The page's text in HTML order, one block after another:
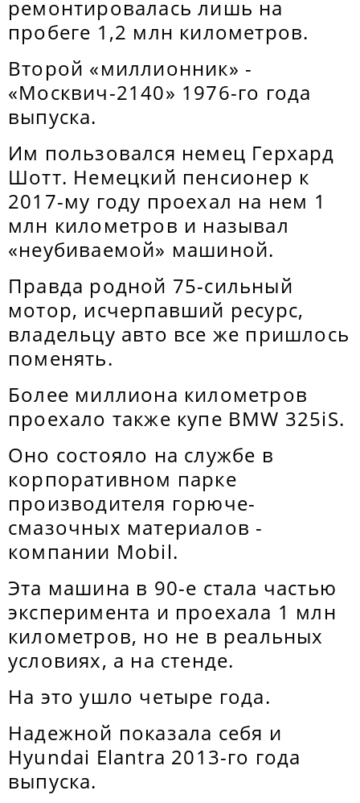
ремонтировалась лишь на
пробеге 1,2 млн километров.
Второй «миллионник» -
«Москвич-2140» 1976-го года
выпуска.
Им пользовался немец Герхард
Шотт. Немецкий пенсионер к
2017-му году проехал на нем 1
млн километров и называл
«неубиваемой» машиной.
Правда родной 75-сильный
мотор, исчерпавший ресурс,
владельцу авто все же пришлось
поменять.
Более миллиона километров
проехало также купе BMW 325iS.
Оно состояло на службе в
корпоративном парке
производителя горюче-
смазочных материалов -
компании Mobil.
Эта машина в 90-е стала частью
эксперимента и проехала 1 млн
километров, но не в реальных
условиях, а на стенде.
На это ушло четыре года.
Надежной показала себя и
Hyundai Elantra 2013-го года
выпуска.